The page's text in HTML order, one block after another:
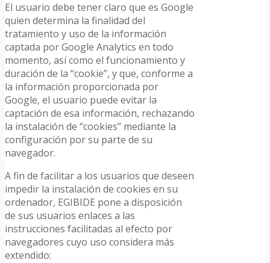
El usuario debe tener claro que es Google
quien determina la finalidad del
tratamiento y uso de la información
captada por Google Analytics en todo
momento, así como el funcionamiento y
duración de la “cookie”, y que, conforme a
la información proporcionada por
Google, el usuario puede evitar la
captación de esa información, rechazando
la instalación de “cookies” mediante la
configuración por su parte de su
navegador.
A fin de facilitar a los usuarios que deseen
impedir la instalación de cookies en su
ordenador, EGIBIDE pone a disposición
de sus usuarios enlaces a las
instrucciones facilitadas al efecto por
navegadores cuyo uso considera más
extendido: